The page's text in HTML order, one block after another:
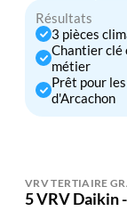
Résultats
3 pièces
Chantier clé
métier
Prêt pour
d'Arcachon
VRV TERTIAIRE
5 VRV Daikin